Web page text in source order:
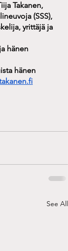
Takanen,
(SSS),
yrittäjä ja
hänen
hänen
See All